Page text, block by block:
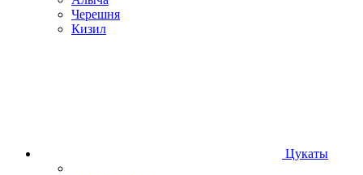
Черешня
Кизил
Цукаты